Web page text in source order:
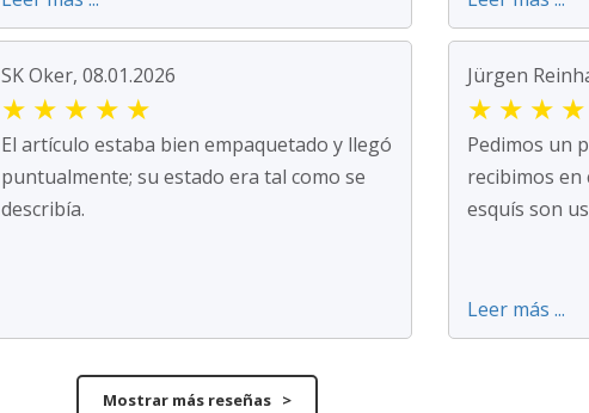
SK Oker, 08.01.2026
★ ★ ★ ★ ★
El artículo estaba bien empaquetado y llegó
puntualmente; su estado era tal como se
describía.
Jürgen
★ ★ ★ ★
Pedimos un
recibimos en
esquís son
Leer más ...
Mostrar más reseñas >